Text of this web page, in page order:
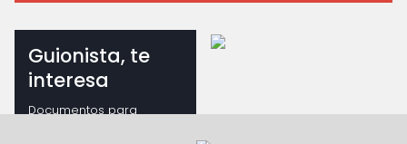
Guionista, te
interesa
Documentos para